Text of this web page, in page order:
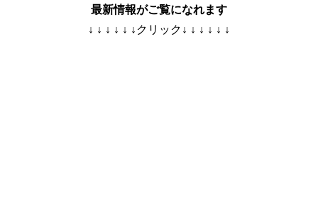
最新情報がご覧になれます
↓ ↓ ↓ ↓ ↓ ↓クリック↓ ↓ ↓ ↓ ↓ ↓